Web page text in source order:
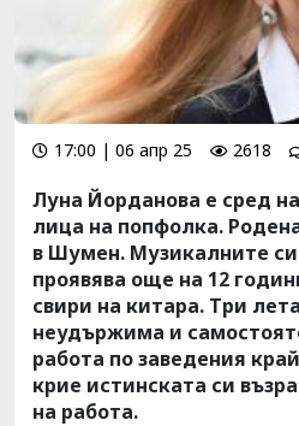
17:00 | 06 апр 25 2618
Луна Йорданова е сред
лица на попфолка.
в Шумен. Музикалните
проявява още на 12
свири на китара. Три
неудържима и
работа по заведения
крие истинската си
на работа.